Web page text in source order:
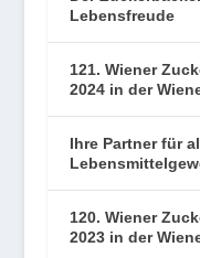
Lebensfreude
121. Wiener
2024 in der
Ihre Partner für
120. Wiener
2023 in der